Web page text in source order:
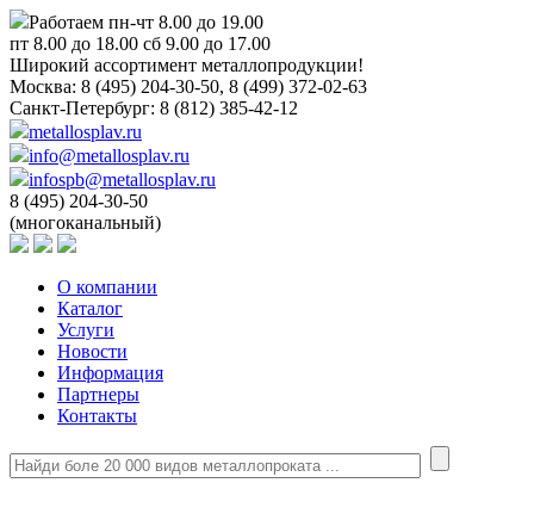
Работаем пн-чт 8.00 до 19.00
пт 8.00 до 18.00 сб 9.00 до 17.00
Широкий ассортимент металлопродукции!
Москва: 8 (495) 204-30-50, 8 (499) 372-02-63
Санкт-Петербург: 8 (812) 385-42-12
metallosplav.ru
info@metallosplav.ru
infospb@metallosplav.ru
8 (495) 204-30-50
(многоканальный)
О компании
Каталог
Услуги
Новости
Информация
Партнеры
Контакты